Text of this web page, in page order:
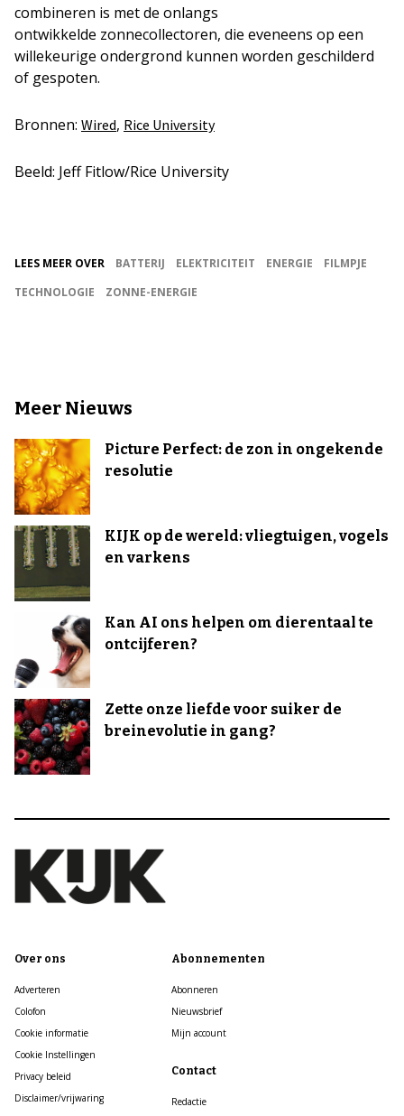
combineren is met de onlangs
ontwikkelde zonnecollectoren, die eveneens op een
willekeurige ondergrond kunnen worden geschilderd
of gespoten.
Bronnen: Wired, Rice University
Beeld: Jeff Fitlow/Rice University
LEES MEER OVER BATTERIJ ELEKTRICITEIT ENERGIE
FILMPJE
TECHNOLOGIE
ZONNE-ENERGIE
Meer Nieuws
Picture Perfect: de zon in ongekende
resolutie
KIJK op de wereld: vliegtuigen, vogels
en varkens
Kan AI ons helpen om dierentaal te
ontcijferen?
Zette onze liefde voor suiker de
breinevolutie in gang?
Over ons
Adverteren
Colofon
Cookie informatie
Cookie Instellingen
Privacy beleid
Disclaimer/vrijwaring
Abonnementen
Abonneren
Nieuwsbrief
Mijn account
Contact
Redactie